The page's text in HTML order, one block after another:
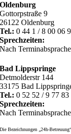
Oldenburg
Gottorpstraße 9
26122 Oldenburg
Tel.: 0 44 1 / 8 00 06
Sprechzeiten:
Nach Terminabsprache
Bad Lippspringe
Detmolderstr 144
33175 Bad
Tel.: 0 52 52 / 9 77 83
Sprechzeiten:
Nach Terminabsprache
Die Bezeichnungen „24h-